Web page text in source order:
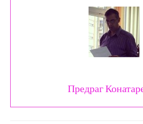
Предраг